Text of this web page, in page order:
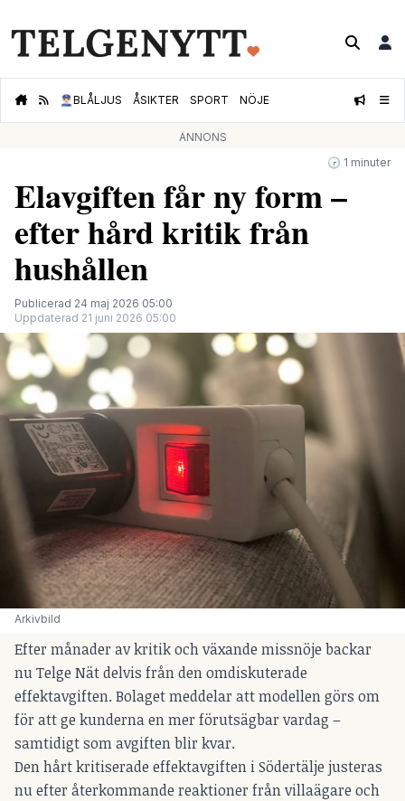
👮🏻‍♂️BLÅLJUS ÅSIKTER SPORT NÖJE
ANNONS
🕝 1 minuter
Elavgiften får ny form –
efter hård kritik från
hushållen
Publicerad 24 maj 2026 05:00
Uppdaterad 21 juni 2026 05:00
Arkivbild
Efter månader av kritik och växande missnöje backar
nu Telge Nät delvis från den omdiskuterade
effektavgiften. Bolaget meddelar att modellen görs om
för att ge kunderna en mer förutsägbar vardag –
samtidigt som avgiften blir kvar.
Den hårt kritiserade effektavgiften i Södertälje justeras
nu efter återkommande reaktioner från villaägare och